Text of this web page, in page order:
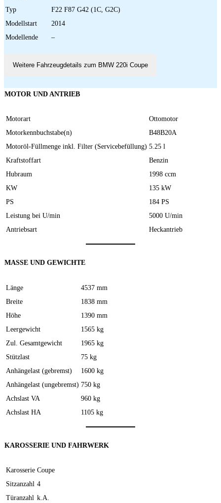
Typ
F22 F87 G42 (1C, G2C)
Modellstart
2014
Modellende
–
Weitere Fahrzeugdetails zum BMW 220i Coupe
MOTOR UND ANTRIEB
Motorart
Ottomotor
Motorkennbuchstabe(n)
B48B20A
Motoröl-Füllmenge inkl. Filter (Servicebefüllung) 5.25 l
Kraftstoffart
Benzin
Hubraum
1998 ccm
KW
135 kW
PS
184 PS
Leistung bei U/min
5000 U/min
Antriebsart
Heckantrieb
MASSE UND GEWICHTE
Länge
4537 mm
Breite
1838 mm
Höhe
1390 mm
Leergewicht
1565 kg
Zul. Gesamtgewicht
1965 kg
Stützlast
75 kg
Anhängelast (gebremst)
1600 kg
Anhängelast (ungebremst) 750 kg
Achslast VA
960 kg
Achslast HA
1105 kg
KAROSSERIE UND FAHRWERK
Karosserie Coupe
Sitzanzahl 4
Türanzahl k.A.